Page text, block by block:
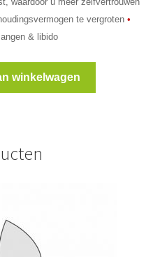
te vergroten •
& libido
winkelwagen